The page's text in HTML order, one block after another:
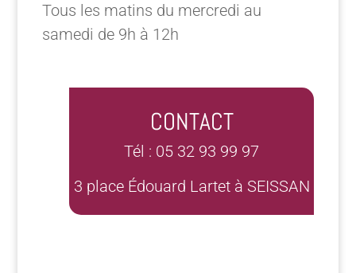
Tous les matins du mercredi au
samedi de 9h à 12h
CONTACT
Tél : 05 32 93 99 97
3 place Édouard Lartet à SEISSAN